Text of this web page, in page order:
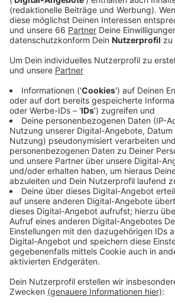
Anzeige
Von 17 und 21 Uhr lädt der Deutsche
Sportbund (DOSB) zu einem
soll es auch um eine mögliche
NRW und der Rhein-Ruhr-Region
möchte damit frühzeitig mit den
treten und sich zu dem Thema
dem DOSB-Vizepräsidenten werden
Keller und einige Sportlerinnen und
Der Eintritt zu der Veranstaltung ist
müssen wir uns nicht.
Anzeige
Weitere Infos und Links zum
Anzeige